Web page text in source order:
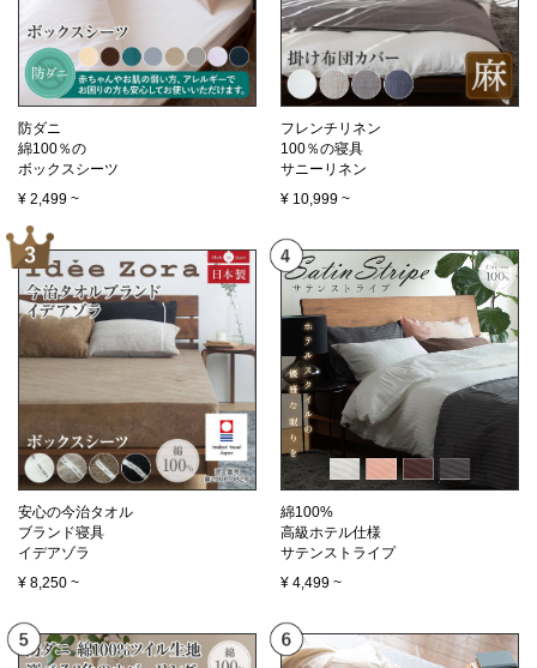
防ダニ
綿100％の
ボックスシーツ
¥ 2,499 ~
フレンチリネン
100％の寝具
サニーリネン
¥ 10,999 ~
安心の今治タオル
ブランド寝具
イデアゾラ
¥ 8,250 ~
綿100%
高級ホテル仕様
サテンストライプ
¥ 4,499 ~